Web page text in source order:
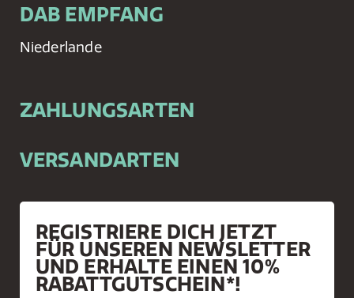
DAB EMPFANG
Niederlande
ZAHLUNGSARTEN
VERSANDARTEN
REGISTRIERE DICH JETZT
FÜR UNSEREN NEWSLETTER
UND ERHALTE EINEN 10%
RABATTGUTSCHEIN*!